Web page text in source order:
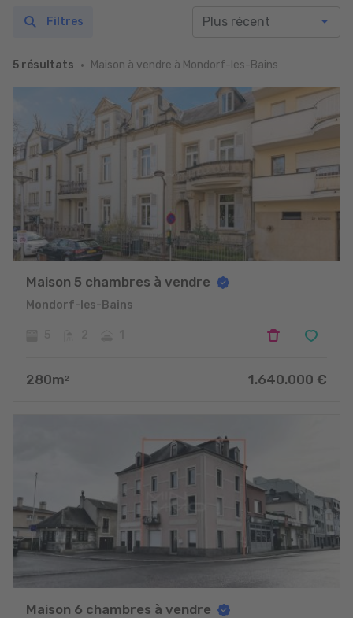
5 résultats Maison à vendre à Mondorf-les-Bains
Filtres
Maison 5 chambres à vendre
Mondorf-les-Bains
280m 2 1.640.000 €
Maison 6 chambres à vendre